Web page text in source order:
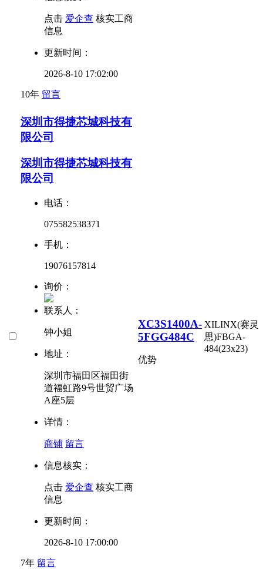
点击 爱企查 核实工商
信息
更新时间：
2026-8-10 17:02:00
10年 留言
深圳市得捷芯城科技有
限公司
深圳市得捷芯城科技有
限公司
电话：
075582538371
手机：
19076157814
询价：
联系人：
钟小姐
地址：
深圳市福田区福田街
道福虹路9号世贸广场
A座5层
详情：
商铺 留言
信息核实：
点击 爱企查 核实工商
信息
更新时间：
2026-8-10 17:00:00
7年 留言
XC3S1400A-
5FGG484C
优势
XILINX(赛灵
思)FBGA-
484(23x23)